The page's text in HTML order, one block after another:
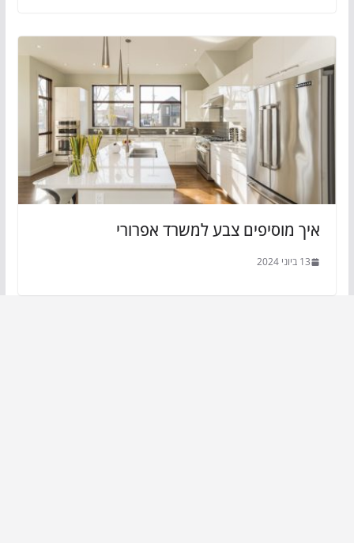
איך מוסיפים צבע למשרד אפרורי
13 ביוני 2024